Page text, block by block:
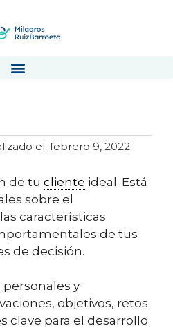
el: febrero 9, 2022
de tu cliente ideal. Está
sobre el
características
de tus
de decisión.
personales y
objetivos, retos
clave para el desarrollo